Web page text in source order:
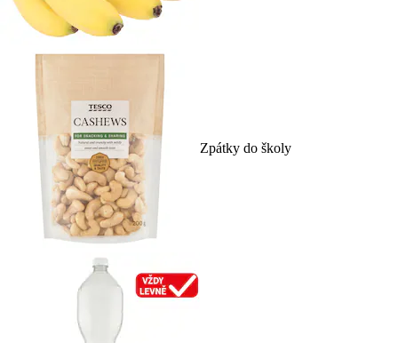
Zpátky do školy